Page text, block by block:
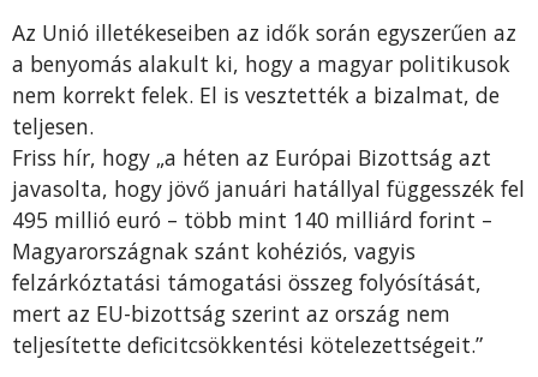
Az Unió illetékeseiben az idők során egyszerűen az
a benyomás alakult ki, hogy a magyar politikusok
nem korrekt felek. El is vesztették a bizalmat, de
teljesen.
Friss hír, hogy „a héten az Európai Bizottság azt
javasolta, hogy jövő januári hatállyal függesszék fel
495 millió euró – több mint 140 milliárd forint –
Magyarországnak szánt kohéziós, vagyis
felzárkóztatási támogatási összeg folyósítását,
mert az EU-bizottság szerint az ország nem
teljesítette deficitcsökkentési kötelezettségeit.”